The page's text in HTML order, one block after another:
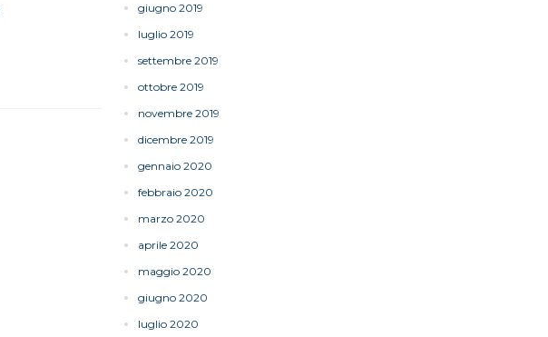
giugno 2019
luglio 2019
settembre 2019
ottobre 2019
novembre 2019
dicembre 2019
gennaio 2020
febbraio 2020
marzo 2020
aprile 2020
maggio 2020
giugno 2020
luglio 2020